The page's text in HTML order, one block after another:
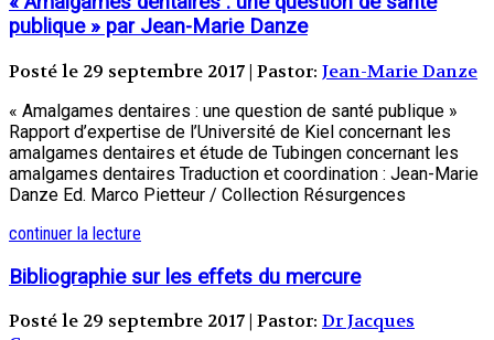
publique » par Jean-Marie Danze
Posté le 29 septembre 2017 | Pastor: Jean-Marie Danze
« Amalgames dentaires : une question de santé publique »
Rapport d’expertise de l’Université de Kiel concernant les
amalgames dentaires et étude de Tubingen concernant les
amalgames dentaires Traduction et coordination : Jean-Marie
Danze Ed. Marco Pietteur / Collection Résurgences
continuer la lecture
Bibliographie sur les effets du mercure
Posté le 29 septembre 2017 | Pastor: Dr Jacques